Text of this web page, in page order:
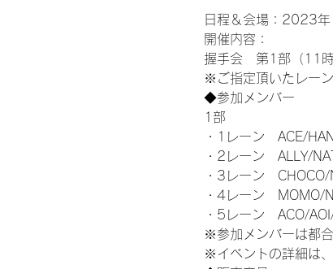
日程＆会場：2023
開催内容：
握手会　第1部（11
※ご指定頂いたレーン
◆参加メンバー
1部
・1レーン　ACE/
・2レーン　ALLY/
・3レーン　CHOCO/
・4レーン　MOMO/
・5レーン　ACO/
※参加メンバーは都
※イベントの詳細は